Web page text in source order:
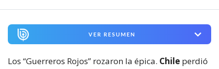
VER RESUMEN
Los “Guerreros Rojos” rozaron la épica. Chile perdió